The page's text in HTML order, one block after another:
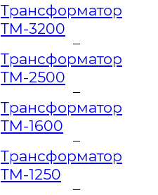
Трансформатор
ТМ-3200
Трансформатор
ТМ-2500
Трансформатор
ТМ-1600
Трансформатор
ТМ-1250